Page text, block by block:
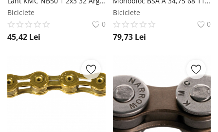
Biciclete
0
45,42 Lei
Biciclete
0
79,73 Lei